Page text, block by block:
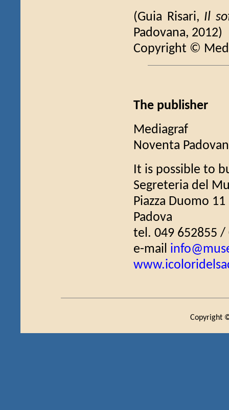
(Guia Risari, Il
Padovana, 2012)
Copyright ©
The publisher
Mediagraf
Noventa
It is possible to
Segreteria del
Piazza Duomo 11
Padova
tel. 049 652855 /
e-mail
Copyright